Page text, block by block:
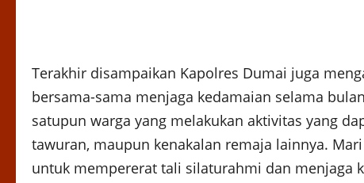
Terakhir disampaikan Kapolres Dumai juga
bersama-sama menjaga kedamaian selama
satupun warga yang melakukan aktivitas yang
tawuran, maupun kenakalan remaja lainnya.
untuk mempererat tali silaturahmi dan menjaga